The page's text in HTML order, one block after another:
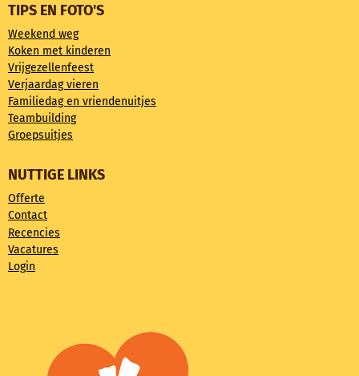
TIPS EN FOTO'S
Weekend weg
Koken met kinderen
Vrijgezellenfeest
Verjaardag vieren
Familiedag en vriendenuitjes
Teambuilding
Groepsuitjes
NUTTIGE LINKS
Offerte
Contact
Recencies
Vacatures
Login